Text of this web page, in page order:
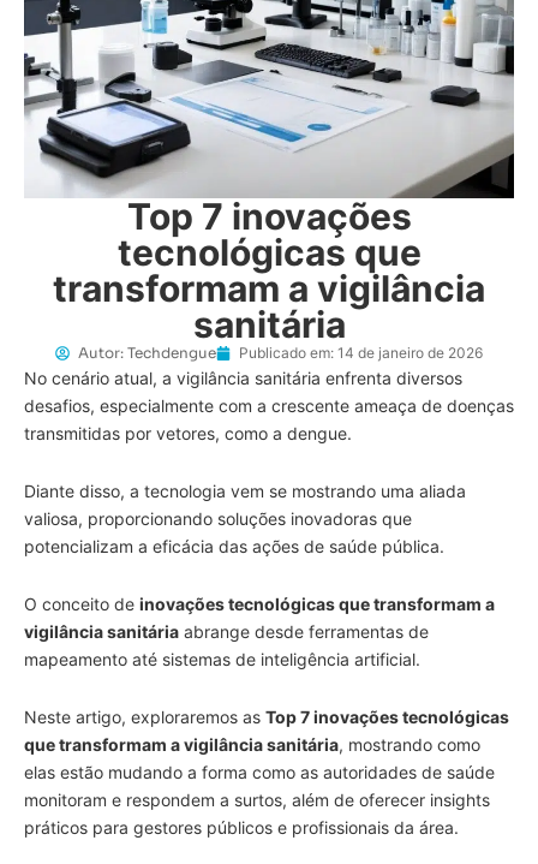
Top 7 inovações
tecnológicas que
transformam a vigilância
sanitária
Autor: Techdengue Publicado em: 14 de janeiro de 2026
No cenário atual, a vigilância sanitária enfrenta diversos
desafios, especialmente com a crescente ameaça de doenças
transmitidas por vetores, como a dengue.
Diante disso, a tecnologia vem se mostrando uma aliada
valiosa, proporcionando soluções inovadoras que
potencializam a eficácia das ações de saúde pública.
O conceito de inovações tecnológicas que transformam a
vigilância sanitária abrange desde ferramentas de
mapeamento até sistemas de inteligência artificial.
Neste artigo, exploraremos as Top 7 inovações tecnológicas
que transformam a vigilância sanitária, mostrando como
elas estão mudando a forma como as autoridades de saúde
monitoram e respondem a surtos, além de oferecer insights
práticos para gestores públicos e profissionais da área.